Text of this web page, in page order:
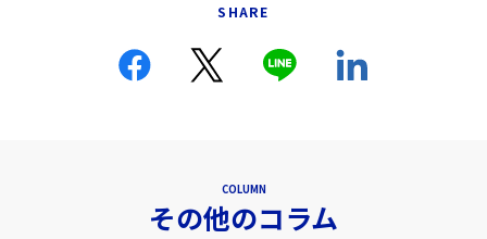
SHARE
COLUMN
その他のコラム